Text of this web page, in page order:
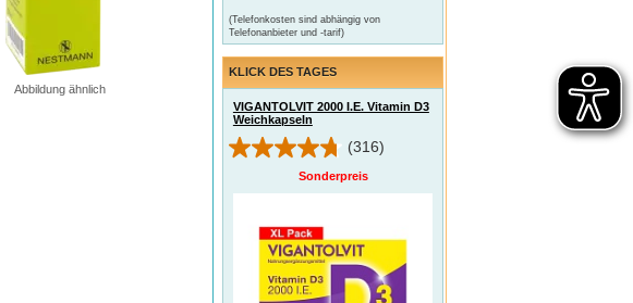
Abbildung ähnlich
(Telefonkosten sind abhängig von
Telefonanbieter und -tarif)
KLICK DES TAGES
VIGANTOLVIT 2000 I.E. Vitamin D3
Weichkapseln
(316)
Sonderpreis